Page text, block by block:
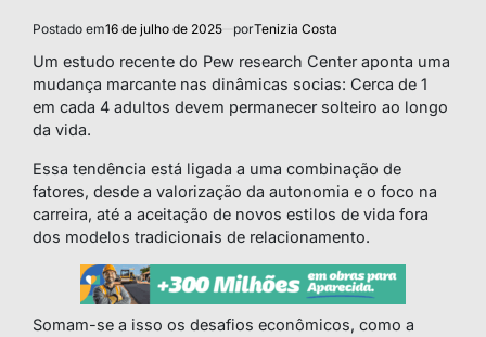
Postado em16 de julho de 2025 porTenizia Costa
Um estudo recente do Pew research Center aponta uma
mudança marcante nas dinâmicas socias: Cerca de 1
em cada 4 adultos devem permanecer solteiro ao longo
da vida.
Essa tendência está ligada a uma combinação de
fatores, desde a valorização da autonomia e o foco na
carreira, até a aceitação de novos estilos de vida fora
dos modelos tradicionais de relacionamento.
Somam-se a isso os desafios econômicos, como a